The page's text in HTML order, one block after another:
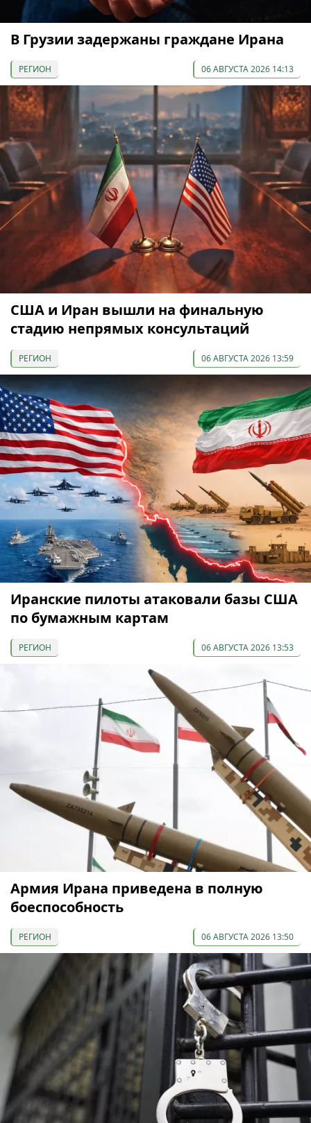
В Грузии задержаны граждане Ирана
РЕГИОН 06 АВГУСТА 2026 14:13
США и Иран вышли на финальную
стадию непрямых консультаций
РЕГИОН 06 АВГУСТА 2026 13:59
Иранские пилоты атаковали базы США
по бумажным картам
РЕГИОН 06 АВГУСТА 2026 13:53
Армия Ирана приведена в полную
боеспособность
РЕГИОН 06 АВГУСТА 2026 13:50